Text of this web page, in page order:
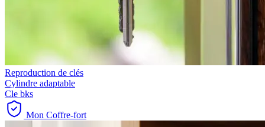
Reproduction de clés
Cylindre adaptable
Cle bks
Mon Coffre-fort